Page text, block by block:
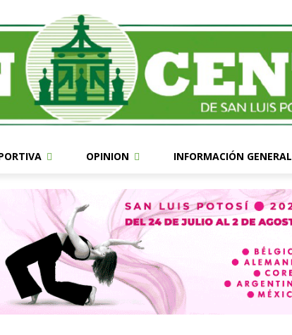
OPINION INFORMACIÓN GENERAL